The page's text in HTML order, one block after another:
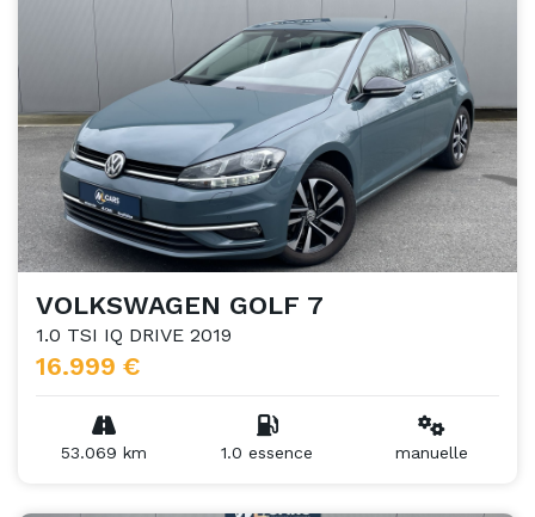
VOLKSWAGEN GOLF 7
1.0 TSI IQ DRIVE 2019
16.999 €
53.069 km 1.0 essence manuelle